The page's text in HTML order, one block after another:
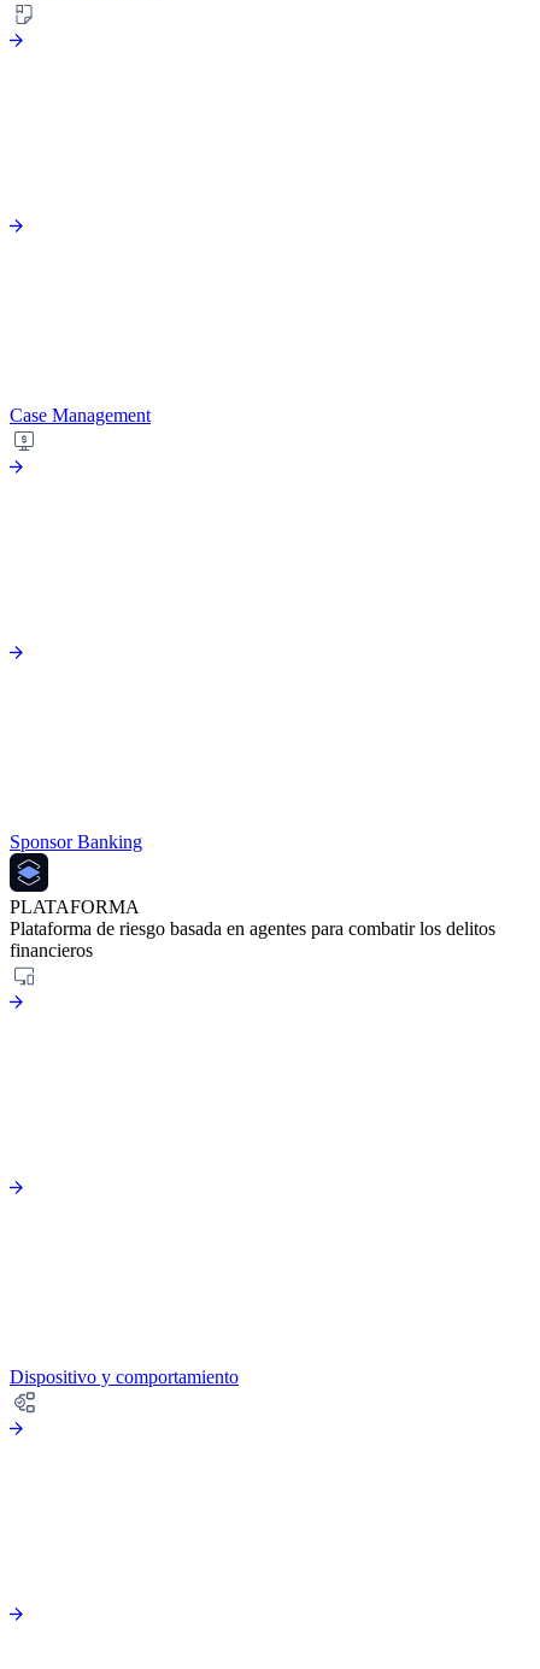
Case Management
Sponsor Banking
PLATAFORMA
Plataforma de riesgo basada en agentes para combatir los delitos
financieros
Dispositivo y comportamiento